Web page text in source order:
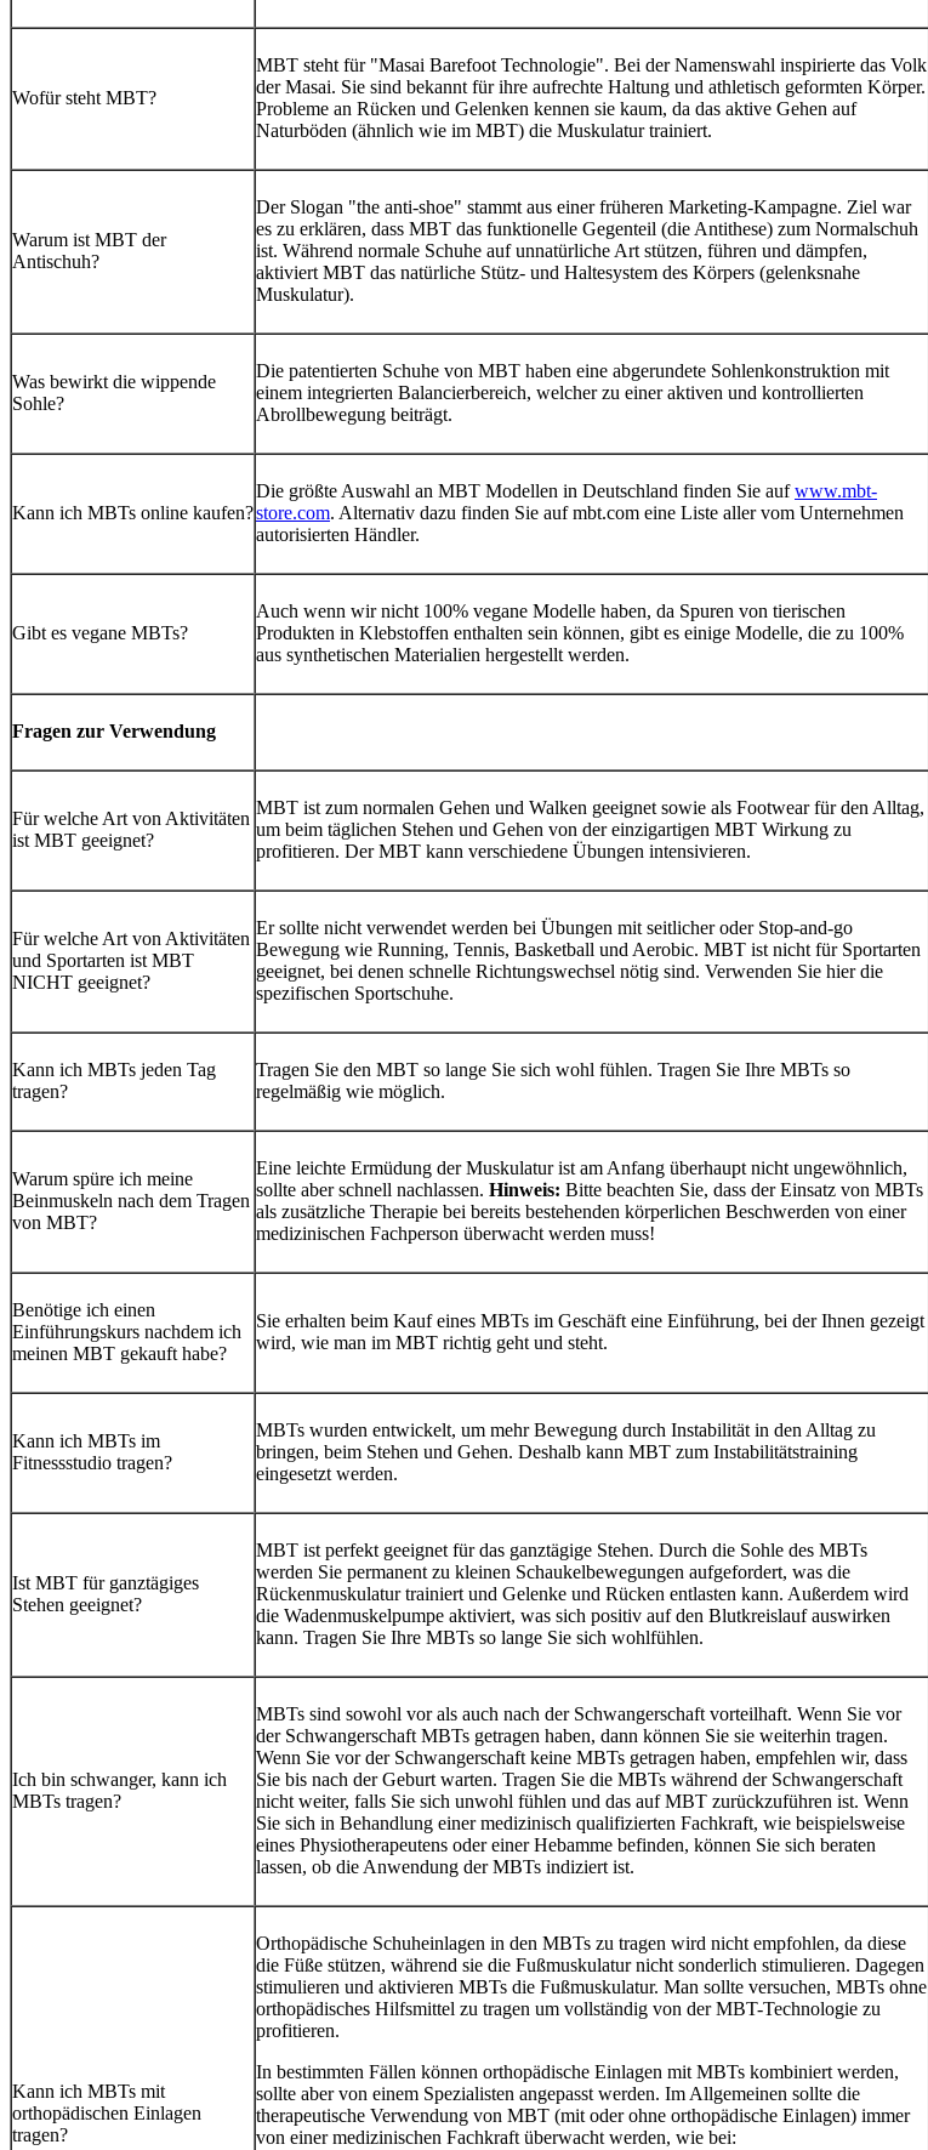
Wofür steht MBT?
MBT steht für "Masai Barefoot Technologie". Bei der Namenswahl inspirierte das Volk
der Masai. Sie sind bekannt für ihre aufrechte Haltung und athletisch geformten Körper.
Probleme an Rücken und Gelenken kennen sie kaum, da das aktive Gehen auf
Naturböden (ähnlich wie im MBT) die Muskulatur trainiert.
Warum ist MBT der
Antischuh?
Der Slogan "the anti-shoe" stammt aus einer früheren Marketing-Kampagne. Ziel war
es zu erklären, dass MBT das funktionelle Gegenteil (die Antithese) zum Normalschuh
ist. Während normale Schuhe auf unnatürliche Art stützen, führen und dämpfen,
aktiviert MBT das natürliche Stütz- und Haltesystem des Körpers (gelenksnahe
Muskulatur).
Was bewirkt die wippende
Sohle?
Die patentierten Schuhe von MBT haben eine abgerundete Sohlenkonstruktion mit
einem integrierten Balancierbereich, welcher zu einer aktiven und kontrollierten
Abrollbewegung beiträgt.
Kann ich MBTs online kaufen?
Die größte Auswahl an MBT Modellen in Deutschland finden Sie aufwww.mbt-
store.com. Alternativ dazu finden Sie auf mbt.com eine Liste aller vom Unternehmen
autorisierten Händler.
Gibt es vegane MBTs?
Auch wenn wir nicht 100% vegane Modelle haben, da Spuren von tierischen
Produkten in Klebstoffen enthalten sein können, gibt es einige Modelle, die zu 100%
aus synthetischen Materialien hergestellt werden.
Fragen zur Verwendung
Für welche Art von Aktivitäten
ist MBT geeignet?
MBT ist zum normalen Gehen und Walken geeignet sowie als Footwear für den Alltag,
um beim täglichen Stehen und Gehen von der einzigartigen MBT Wirkung zu
profitieren. Der MBT kann verschiedene Übungen intensivieren.
Für welche Art von Aktivitäten
und Sportarten ist MBT
NICHT geeignet?
Er sollte nicht verwendet werden bei Übungen mit seitlicher oder Stop-and-go
Bewegung wie Running, Tennis, Basketball und Aerobic. MBT ist nicht für Sportarten
geeignet, bei denen schnelle Richtungswechsel nötig sind. Verwenden Sie hier die
spezifischen Sportschuhe.
Kann ich MBTs jeden Tag
tragen?
Tragen Sie den MBT so lange Sie sich wohl fühlen. Tragen Sie Ihre MBTs so
regelmäßig wie möglich.
Warum spüre ich meine
Beinmuskeln nach dem Tragen
von MBT?
Eine leichte Ermüdung der Muskulatur ist am Anfang überhaupt nicht ungewöhnlich,
sollte aber schnell nachlassen. Hinweis: Bitte beachten Sie, dass der Einsatz von MBTs
als zusätzliche Therapie bei bereits bestehenden körperlichen Beschwerden von einer
medizinischen Fachperson überwacht werden muss!
Benötige ich einen
Einführungskurs nachdem ich
meinen MBT gekauft habe?
Sie erhalten beim Kauf eines MBTs im Geschäft eine Einführung, bei der Ihnen gezeigt
wird, wie man im MBT richtig geht und steht.
Kann ich MBTs im
Fitnessstudio tragen?
MBTs wurden entwickelt, um mehr Bewegung durch Instabilität in den Alltag zu
bringen, beim Stehen und Gehen. Deshalb kann MBT zum Instabilitätstraining
eingesetzt werden.
Ist MBT für ganztägiges
Stehen geeignet?
MBT ist perfekt geeignet für das ganztägige Stehen. Durch die Sohle des MBTs
werden Sie permanent zu kleinen Schaukelbewegungen aufgefordert, was die
Rückenmuskulatur trainiert und Gelenke und Rücken entlasten kann. Außerdem wird
die Wadenmuskelpumpe aktiviert, was sich positiv auf den Blutkreislauf auswirken
kann. Tragen Sie Ihre MBTs so lange Sie sich wohlfühlen.
Ich bin schwanger, kann ich
MBTs tragen?
MBTs sind sowohl vor als auch nach der Schwangerschaft vorteilhaft. Wenn Sie vor
der Schwangerschaft MBTs getragen haben, dann können Sie sie weiterhin tragen.
Wenn Sie vor der Schwangerschaft keine MBTs getragen haben, empfehlen wir, dass
Sie bis nach der Geburt warten. Tragen Sie die MBTs während der Schwangerschaft
nicht weiter, falls Sie sich unwohl fühlen und das auf MBT zurückzuführen ist. Wenn
Sie sich in Behandlung einer medizinisch qualifizierten Fachkraft, wie beispielsweise
eines Physiotherapeutens oder einer Hebamme befinden, können Sie sich beraten
lassen, ob die Anwendung der MBTs indiziert ist.
Kann ich MBTs mit
orthopädischen Einlagen
tragen?
Orthopädische Schuheinlagen in den MBTs zu tragen wird nicht empfohlen, da diese
die Füße stützen, während sie die Fußmuskulatur nicht sonderlich stimulieren. Dagegen
stimulieren und aktivieren MBTs die Fußmuskulatur. Man sollte versuchen, MBTs ohne
orthopädisches Hilfsmittel zu tragen um vollständig von der MBT-Technologie zu
profitieren.
In bestimmten Fällen können orthopädische Einlagen mit MBTs kombiniert werden,
sollte aber von einem Spezialisten angepasst werden. Im Allgemeinen sollte die
therapeutische Verwendung von MBT (mit oder ohne orthopädische Einlagen) immer
von einer medizinischen Fachkraft überwacht werden, wie bei: